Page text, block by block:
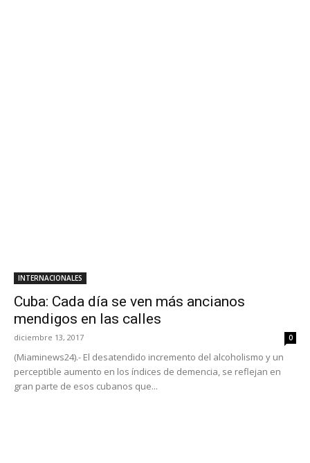
INTERNACIONALES
Cuba: Cada día se ven más ancianos
mendigos en las calles
diciembre 13, 2017 0
(Miaminews24).- El desatendido incremento del alcoholismo y un
perceptible aumento en los índices de demencia, se reflejan en
gran parte de esos cubanos que...